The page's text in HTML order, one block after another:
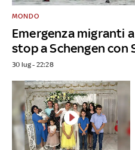
Emergenza migranti
stop a Schengen con
MONDO
30 lug - 22:28